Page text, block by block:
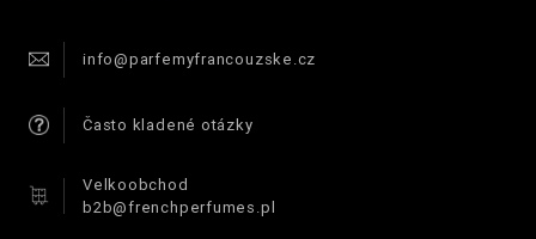
info@parfemyfrancouzske.cz
Často kladené otázky
Velkoobchod
b2b@frenchperfumes.pl